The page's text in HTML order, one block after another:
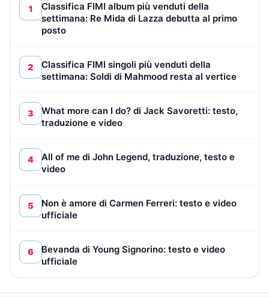
1
Classifica FIMI album più venduti della
settimana: Re Mida di Lazza debutta al primo
posto
2
Classifica FIMI singoli più venduti della
settimana: Soldi di Mahmood resta al vertice
3
What more can I do? di Jack Savoretti: testo,
traduzione e video
4
All of me di John Legend, traduzione, testo e
video
5
Non è amore di Carmen Ferreri: testo e video
ufficiale
6
Bevanda di Young Signorino: testo e video
ufficiale